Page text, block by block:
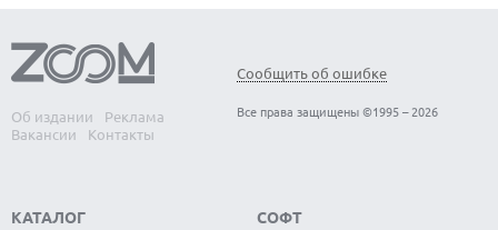
Об издании
Реклама
Вакансии
Контакты
Сообщить об ошибке
Все права защищены ©1995 – 2026
КАТАЛОГ
СОФТ